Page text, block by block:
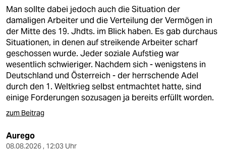
verlag
verlag
veranstaltungen
shop
fragen & hilfe
unterstützen
genossenschaft
Man sollte dabei jedoch auch die Situation der
damaligen Arbeiter und die Verteilung der Vermögen in
der Mitte des 19. Jhdts. im Blick haben. Es gab durchaus
Situationen, in denen auf streikende Arbeiter scharf
geschossen wurde. Jeder soziale Aufstieg war
wesentlich schwieriger. Nachdem sich - wenigstens in
Deutschland und Österreich - der herrschende Adel
durch den 1. Weltkrieg selbst entmachtet hatte, sind
einige Forderungen sozusagen ja bereits erfüllt worden.
zum Beitrag
Aurego
08.08.2026 , 12:03 Uhr